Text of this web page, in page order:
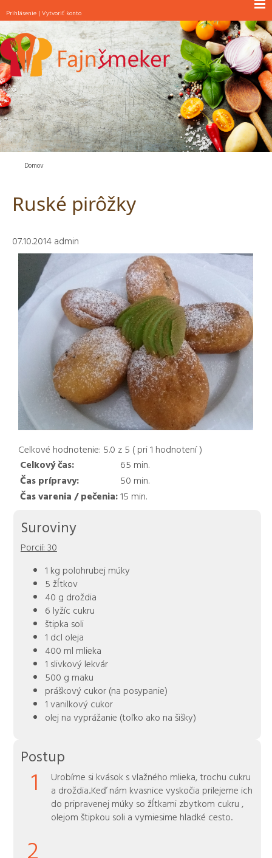
Prihlásenie | Vytvoriť konto
NOVINKY
RAŇAJKY
POLIEVKY
JEDLÁ S MÄSOM
JEDLÁ BEZ MÄSA
ŠALÁTY
INÉ
Domov
Ruské pirôžky
07.10.2014 admin
Celkové hodnotenie: 5.0 z 5 ( pri1 hodnotení )
Celkový čas:
65 min.
Čas prípravy:
50 min.
Čas varenia / pečenia:15 min.
Suroviny
Porcií: 30
1 kg polohrubej múky
5 žĺtkov
40 g droždia
6 lyžíc cukru
štipka soli
1 dcl oleja
400 ml mlieka
1 slivkový lekvár
500 g maku
práškový cukor (na posypanie)
1 vanilkový cukor
olej na vyprážanie (toľko ako na šišky)
Postup
1
Urobíme si kvások s vlažného mlieka, trochu cukru
a droždia..Keď nám kvasnice vyskočia prilejeme ich
do pripravenej múky so žĺtkami zbytkom cukru ,
olejom štipkou soli a vymiesime hladké cesto..
2